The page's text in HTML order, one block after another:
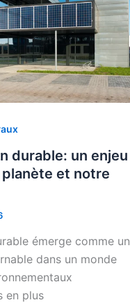
durable: un enjeu
et notre
émerge comme un
dans un monde
en plus